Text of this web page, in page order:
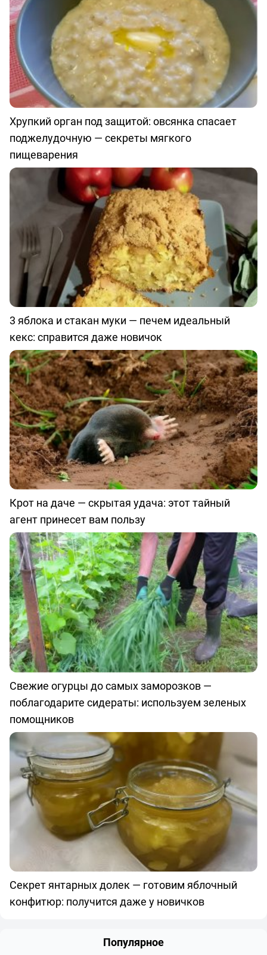
Хрупкий орган под защитой: овсянка спасает
поджелудочную — секреты мягкого
пищеварения
3 яблока и стакан муки — печем идеальный
кекс: справится даже новичок
Крот на даче — скрытая удача: этот тайный
агент принесет вам пользу
Свежие огурцы до самых заморозков —
поблагодарите сидераты: используем зеленых
помощников
Секрет янтарных долек — готовим яблочный
конфитюр: получится даже у новичков
Популярное